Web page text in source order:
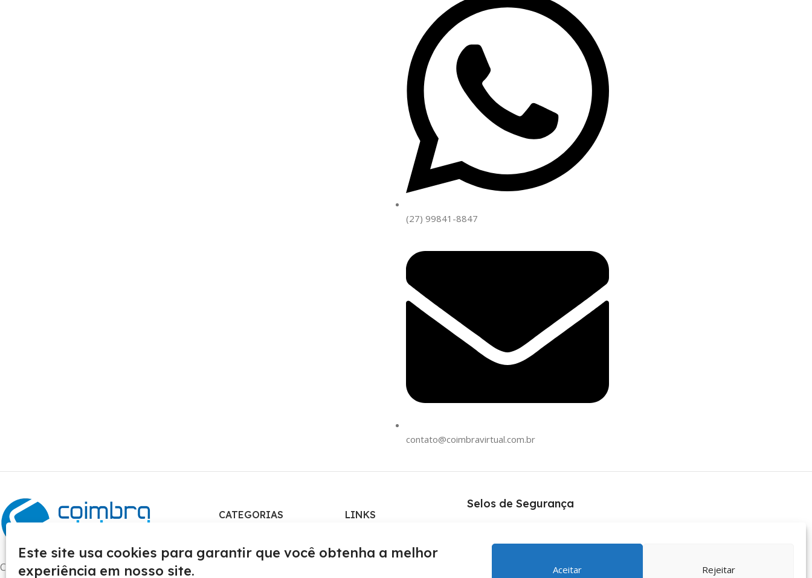
Este site usa cookies para garantir que você obtenha a melhor
experiência em nosso site.
Aceitar Rejeitar
(27) 99841-8847
contato@coimbravirtual.com.br
Coimbra Virtual e Comercio LTDA
CATEGORIAS LINKS
Loja Física
Selos de Segurança